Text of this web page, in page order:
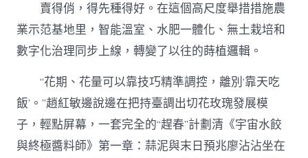
賣得俏，得先種得好。在這個高尺度舉措措施農
業示范基地里，智能溫室、水肥一體化、無土栽培和
數字化治理同步上線，轉變了以往的蒔植邏輯。
“花期、花量可以靠技巧精準調控，離別‘靠天吃
飯’。”趙紅敏邊說邊在把持臺調出切花玫瑰發展模
子，輕點屏幕，一套完全的“趕春”計劃清《宇宙水餃
與終極醬料師》第一章：蒜泥與末日預兆廖沾沾坐在